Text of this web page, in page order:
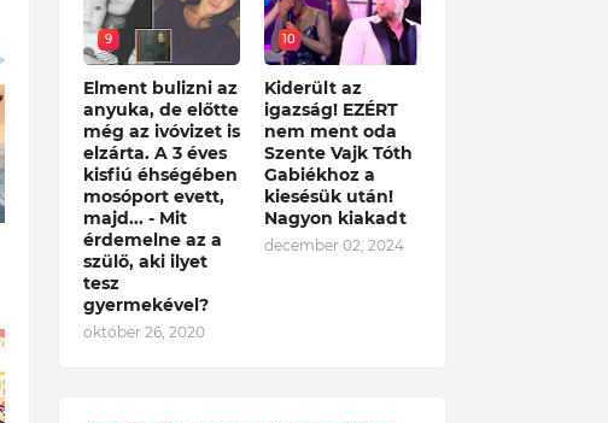
9
Elment bulizni az
anyuka, de előtte
még az ivóvizet is
elzárta. A 3 éves
kisfiú éhségében
mosóport evett,
majd... - Mit
érdemelne az a
szülő, aki ilyet
tesz
gyermekével?
október 26, 2020
10
Kiderült az
igazság! EZÉRT
nem ment oda
Szente Vajk Tóth
Gabiékhoz a
kiesésük után!
Nagyon kiakadt
december 02, 2024